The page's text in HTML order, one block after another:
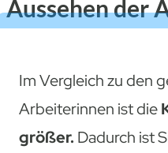
Aussehen der
Im Vergleich zu den
Arbeiterinnen ist die
größer. Dadurch ist